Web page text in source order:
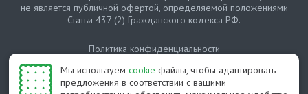
Мы используем cookie файлы, чтобы адаптировать
предложения в соответствии с вашими
не является публичной офертой, определяемой положениями
Статьи 437 (2) Гражданского кодекса РФ.
Политика конфиденциальности
Карта сайта